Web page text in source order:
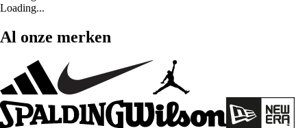
Loading...
Al onze merken